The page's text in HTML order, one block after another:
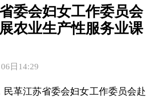
委会妇女工作委员会
农业生产性服务业课
日14:29
民革江苏省委会妇女工作委员会赴